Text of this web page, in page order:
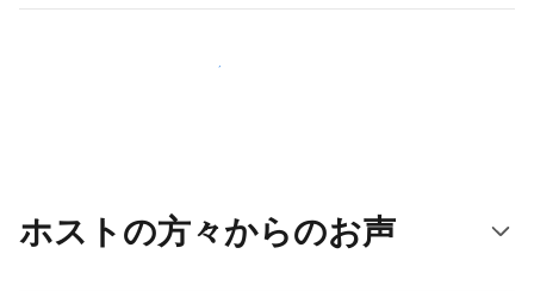
新しいユーザー層に今すぐアプローチする
ホストの方々からのお声